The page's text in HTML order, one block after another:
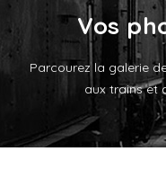
Vos
Parcourez la galerie
aux trains et